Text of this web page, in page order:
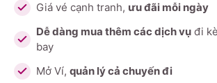
Giá vé cạnh tranh, ưu đãi mỗi ngày
Dễ dàng mua thêm các dịch vụ đi
bay
Mở Ví, quản lý cả chuyến đi